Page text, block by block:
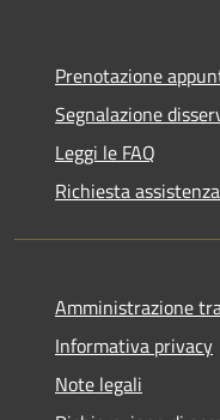
Prenotazione
Segnalazione
Leggi le FAQ
Richiesta assistenza
Amministrazione
Informativa privacy
Note legali